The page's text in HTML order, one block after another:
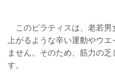
このピラティスは、老若男
上がるような辛い運動やウ
ません。そのため、筋力の
す。